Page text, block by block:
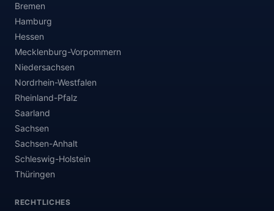
Bremen
Hamburg
Hessen
Mecklenburg-Vorpommern
Niedersachsen
Nordrhein-Westfalen
Rheinland-Pfalz
Saarland
Sachsen
Sachsen-Anhalt
Schleswig-Holstein
Thüringen
RECHTLICHES